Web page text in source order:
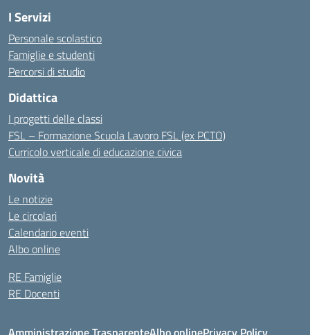
I Servizi
Personale scolastico
Famiglie e studenti
Percorsi di studio
Didattica
I progetti delle classi
FSL – Formazione Scuola Lavoro FSL (ex PCTO)
Curricolo verticale di educazione civica
Novità
Le notizie
Le circolari
Calendario eventi
Albo online
RE Famiglie
RE Docenti